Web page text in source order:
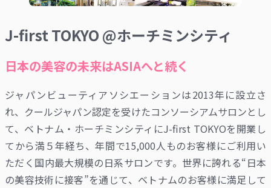
J-first TOKYO @ホーチミンシティ
日本の美容の未来はASIAへと続く
ジャパンビューティアソシエーションは2013年に設立さ
れ、クールジャパン認定を受けたコンソーシアムサロンとし
て、ベトナム・ホーチミンシティにJ-first TOKYOを開業し
てから満５年経ち、年間で15,000人ものお客様にご利用い
ただく国内最大規模の日系サロンです。世界に誇れる“日本
の美容技術に接客”を通じて、ベトナムのお客様に満足して